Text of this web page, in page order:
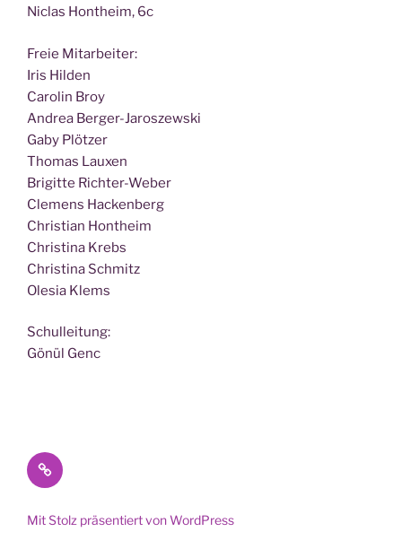
Nic­las Hont­heim, 6c
Freie Mit­ar­bei­ter:
Iris Hilden
Caro­lin Broy
Andrea Berger-Jaroszewski
Gaby Plötzer
Tho­mas Lauxen
Bri­git­te Richter-Weber
Cle­mens Hackenberg
Chris­ti­an Hontheim
Chris­ti­na Krebs
Chris­ti­na Schmitz
Ole­sia Klems
Schul­lei­tung:
Gönül Genc
Datenschutz
Mit Stolz präsentiert von WordPress